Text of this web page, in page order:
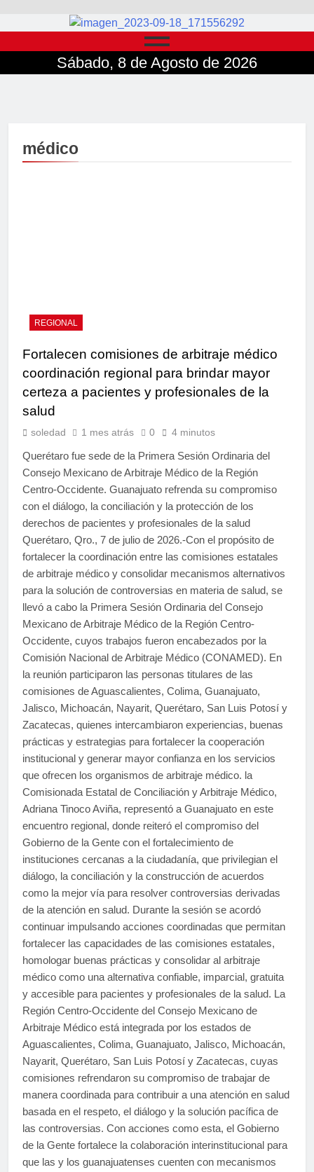
Sábado, 8 de Agosto de 2026
médico
REGIONAL
Fortalecen comisiones de arbitraje médico
coordinación regional para brindar mayor
certeza a pacientes y profesionales de la
salud
soledad 1 mes atrás 0 4 minutos
Querétaro fue sede de la Primera Sesión Ordinaria del
Consejo Mexicano de Arbitraje Médico de la Región
Centro-Occidente. Guanajuato refrenda su compromiso
con el diálogo, la conciliación y la protección de los
derechos de pacientes y profesionales de la salud
Querétaro, Qro., 7 de julio de 2026.-Con el propósito de
fortalecer la coordinación entre las comisiones estatales
de arbitraje médico y consolidar mecanismos alternativos
para la solución de controversias en materia de salud, se
llevó a cabo la Primera Sesión Ordinaria del Consejo
Mexicano de Arbitraje Médico de la Región Centro-
Occidente, cuyos trabajos fueron encabezados por la
Comisión Nacional de Arbitraje Médico (CONAMED). En
la reunión participaron las personas titulares de las
comisiones de Aguascalientes, Colima, Guanajuato,
Jalisco, Michoacán, Nayarit, Querétaro, San Luis Potosí y
Zacatecas, quienes intercambiaron experiencias, buenas
prácticas y estrategias para fortalecer la cooperación
institucional y generar mayor confianza en los servicios
que ofrecen los organismos de arbitraje médico. la
Comisionada Estatal de Conciliación y Arbitraje Médico,
Adriana Tinoco Aviña, representó a Guanajuato en este
encuentro regional, donde reiteró el compromiso del
Gobierno de la Gente con el fortalecimiento de
instituciones cercanas a la ciudadanía, que privilegian el
diálogo, la conciliación y la construcción de acuerdos
como la mejor vía para resolver controversias derivadas
de la atención en salud. Durante la sesión se acordó
continuar impulsando acciones coordinadas que permitan
fortalecer las capacidades de las comisiones estatales,
homologar buenas prácticas y consolidar al arbitraje
médico como una alternativa confiable, imparcial, gratuita
y accesible para pacientes y profesionales de la salud. La
Región Centro-Occidente del Consejo Mexicano de
Arbitraje Médico está integrada por los estados de
Aguascalientes, Colima, Guanajuato, Jalisco, Michoacán,
Nayarit, Querétaro, San Luis Potosí y Zacatecas, cuyas
comisiones refrendaron su compromiso de trabajar de
manera coordinada para contribuir a una atención en salud
basada en el respeto, el diálogo y la solución pacífica de
las controversias. Con acciones como esta, el Gobierno
de la Gente fortalece la colaboración interinstitucional para
que las y los guanajuatenses cuenten con mecanismos